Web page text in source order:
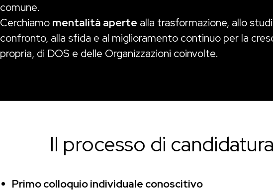
comune.
Cerchiamo mentalità aperte alla trasformazione, allo
confronto, alla sfida e al miglioramento continuo per la
propria, di DOS e delle Organizzazioni coinvolte.
Il processo di candidatura
Primo colloquio individuale conoscitivo